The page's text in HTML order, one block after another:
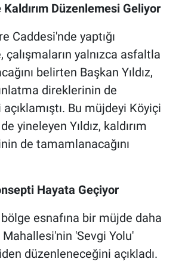
Düzenlemesi Geliyor
Caddesi'nde yaptığı
yalnızca asfaltla
belirten Başkan Yıldız,
direklerinin de
Bu müjdeyi Köyiçi
yineleyen Yıldız, kaldırım
de tamamlanacağını
Hayata Geçiyor
bölge esnafına bir müjde daha
'Sevgi Yolu'
düzenleneceğini açıkladı.